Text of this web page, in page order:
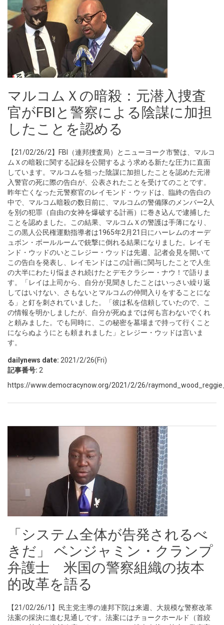
マルコムＸの暗殺：元潜入捜査
官がFBIと警察による陰謀に加担
したことを認める
【21/02/26/2】FBI（連邦捜査局）とニューヨーク市警は、マルコ
ムＸの暗殺に関する記録を公開するよう求める新たな圧力に直面
しています。マルコムを狙った陰謀に加担したことを認めた元潜
入警官の死に際の告白が、公表されたことを受けてのことです。
昨年亡くなった元警察官のレイモンド・ウッドは、臨終の告白の
中で、マルコム暗殺の数日前に、マルコムの警備隊のメンバー2人
を別の犯罪（自由の女神を爆破する計画）に巻き込んで逮捕した
ことを認めました。この結果、マルコムＸの警護は手薄になり、
この黒人公民権運動指導者は1965年2月21日にハーレムのオーデ
ュボン・ボールルームで銃撃に倒れる結果になりました。レイモ
ンド・ウッドのいとこレジー・ウッドは先週、記者会見を開いて
この告白を発表し、レイモンドはこの計画に関与したことで人生
の大半にわたり悩まされ続けたとデモクラシー・ナウ！で語りま
す。「レイは上司から、自分が見聞きしたことはいっさい繰り返
してはいけない、さもないとマルコムの仲間入りをすることにな
る」と釘を刺されていました。「彼は私を信頼していたので、こ
の情報を明かしましたが、自分が死ぬまでは何も言わないでくれ
と頼みました。でも同時に、この秘密を墓場まで持って行くこと
にならぬようにとも頼まれました」とレジー・ウッドは言いま
す。
dailynews date: 2021/2/26(Fri)
記事番号: 2
https://www.democracynow.org/2021/2/26/
「システム全体が告発されるべ
きだ」 ベンジャミン・クランプ
弁護士 米国の警察組織の抜本
的改革を語る
【21/02/26/1】民主党主導の連邦下院は来週、大規模な警察改革
法案の採決に進む見通しです。法案にはチョークホールド（首絞